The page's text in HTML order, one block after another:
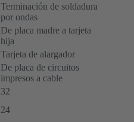
Terminación de soldadura
por ondas
De placa madre a tarjeta
hija
Tarjeta de alargador
De placa de circuitos
impresos a cable
32
24